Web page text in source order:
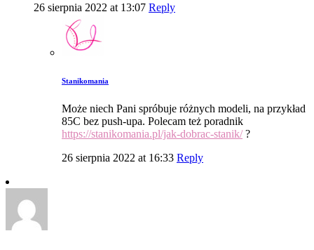
26 sierpnia 2022 at 13:07 Reply
Stanikomania
Może niech Pani spróbuje różnych modeli, na przykład
85C bez push-upa. Polecam też poradnik
https://stanikomania.pl/jak-dobrac-stanik/?
26 sierpnia 2022 at 16:33 Reply